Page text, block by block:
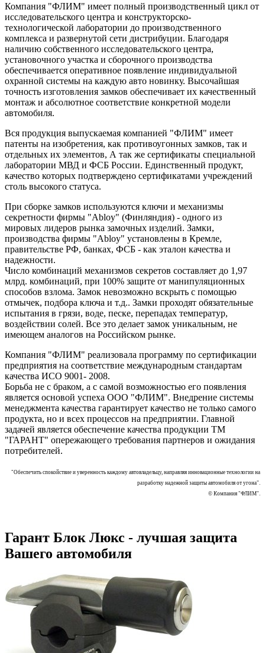
Компания "ФЛИМ" имеет полный производственный цикл от
исследовательского центра и конструкторско-
технологической лаборатории до производственного
комплекса и развернутой сети дистрибуции. Благодаря
наличию собственного исследовательского центра,
установочного участка и сборочного производства
обеспечивается оперативное появление индивидуальной
охранной системы на каждую авто новинку. Высочайшая
точность изготовления замков обеспечивает их качественный
монтаж и абсолютное соответствие конкретной модели
автомобиля.
Вся продукция выпускаемая компанией "ФЛИМ" имеет
патенты на изобретения, как противоугонных замков, так и
отдельных их элементов, А так же сертификаты специальной
лаборатории МВД и ФСБ России. Единственный продукт,
качество которых подтверждено сертификатами учреждений
столь высокого статуса.
При сборке замков используются ключи и механизмы
секретности фирмы "Ablоy" (Финляндия) - одного из
мировых лидеров рынка замочных изделий. Замки,
производства фирмы "Ablоy" установлены в Кремле,
правительстве РФ, банках, ФСБ - как эталон качества и
надежности.
Число комбинаций механизмов секретов составляет до 1,97
млрд. комбинаций, при 100% защите от манипуляционных
способов взлома. Замок невозможно вскрыть с помощью
отмычек, подбора ключа и т.д.. Замки проходят обязательные
испытания в грязи, воде, песке, перепадах температур,
воздействии солей. Все это делает замок уникальным, не
имеющем аналогов на Российском рынке.
Компания "ФЛИМ" реализовала программу по сертификации
предприятия на соответствие международным стандартам
качества ИСО 9001- 2008.
Борьба не с браком, а с самой возможностью его появления
является основой успеха ООО "ФЛИМ". Внедрение системы
менеджмента качества гарантирует качество не только самого
продукта, но и всех процессов на предприятии. Главной
задачей является обеспечение качества продукции ТМ
"ГАРАНТ" опережающего требования партнеров и ожидания
потребителей.
"Обеспечить спокойствие и уверенность каждому автовладельцу, направляя инновационные технологии на
разработку надежной защиты автомобиля от угона".
© Компания "ФЛИМ".
Гарант Блок Люкс - лучшая защита
Вашего автомобиля